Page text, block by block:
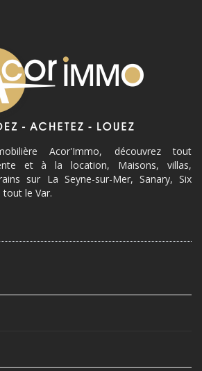
Acor'Immo, découvrez tout
et à la location, Maisons, villas,
sur La Seyne-sur-Mer, Sanary, Six
le Var.